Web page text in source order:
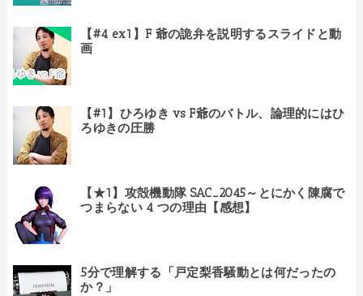
【#4 ex1】F 爺の詭弁を説明するスライドと動
画
【#1】ひろゆき vs F爺のバトル、論理的にはひ
ろゆきの圧勝
【★1】攻殻機動隊 SAC_2045～とにかく陳腐で
つまらない 4 つの理由【感想】
5分で理解する「戸定梨香騒動とは何だったの
か？」